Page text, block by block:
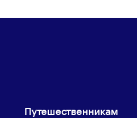
Путешественникам